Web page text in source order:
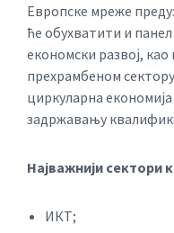
Европске мреже
ће обухватити и
економски развој,
прехрамбеном
циркуларна
задржавању
Најважнији сектори
ИКТ;